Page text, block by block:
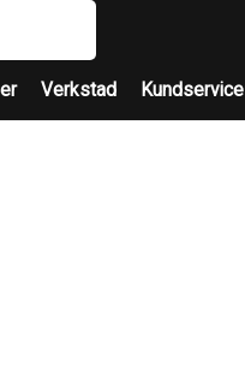
Verkstad Kundservice